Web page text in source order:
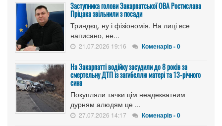
Заступника голови Закарпатської ОВА Ростислава
Пріцака звільнили з посади
Триндєц, ну і фізіономія. На лиці все
написано, не...
21.07.2026 19:16 Коменарів - 0
На Закарпатті водійку засудили до 8 років за
смертельну ДТП із загибеллю матері та 13-річного
сина
Покупляли тачки цім неадекватним
дурням алюдям це ...
27.07.2026 14:17 Коменарів - 0